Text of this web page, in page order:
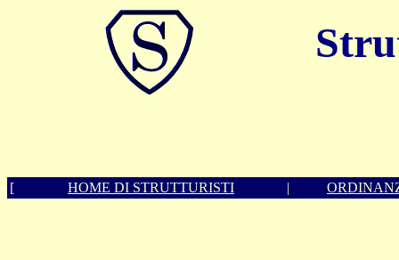
[ HOME DI STRUTTURISTI |